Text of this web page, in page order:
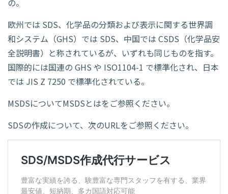
の。
欧州では SDS、化学品の分類および表示に関する世界調
和システム（GHS）では SDS、中国では CSDS（化学品安
全説明書）と称されているが、いずれも同じものを指す。
国際的には国連の GHS や ISO1104-1 で標準化され、日本
では JIS Z 7250 で標準化されている。
MSDSについてMSDSとはをご参照ください。
SDSの作成について、次のURLをご参照ください。